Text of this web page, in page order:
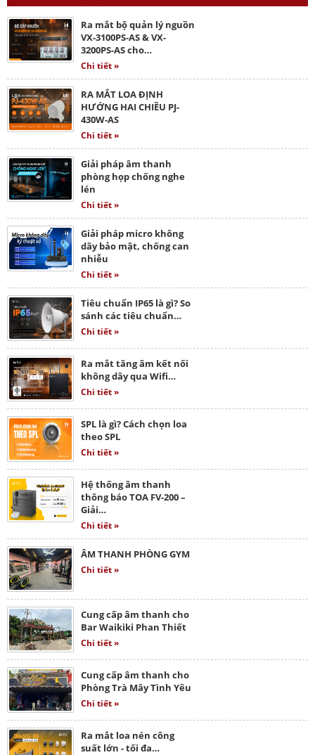
Ra mắt bộ quản lý nguồn
VX-3100PS-AS & VX-
3200PS-AS cho…
Chi tiết »
RA MẮT LOA ĐỊNH
HƯỚNG HAI CHIỀU PJ-
430W-AS
Chi tiết »
Giải pháp âm thanh
phòng họp chống nghe
lén
Chi tiết »
Giải pháp micro không
dây bảo mật, chống can
nhiễu
Chi tiết »
Tiêu chuẩn IP65 là gì? So
sánh các tiêu chuẩn…
Chi tiết »
Ra mắt tăng âm kết nối
không dây qua Wifi…
Chi tiết »
SPL là gì? Cách chọn loa
theo SPL
Chi tiết »
Hệ thống âm thanh
thông báo TOA FV-200 –
Giải…
Chi tiết »
ÂM THANH PHÒNG GYM
Chi tiết »
Cung cấp âm thanh cho
Bar Waikiki Phan Thiết
Chi tiết »
Cung cấp âm thanh cho
Phòng Trà Mây Tình Yêu
Chi tiết »
Ra mắt loa nén công
suất lớn - tối đa…